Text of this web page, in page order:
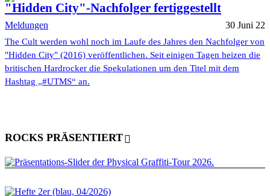
"Hidden City"-Nachfolger fertiggestellt
Meldungen 30 Juni 22
The Cult werden wohl noch im Laufe des Jahres den Nachfolger von
"Hidden City" (2016) veröffentlichen. Seit einigen Tagen heizen die
britischen Hardrocker die Spekulationen um den Titel mit dem
Hashtag „#UTMS“ an.
ROCKS PRÄSENTIERT